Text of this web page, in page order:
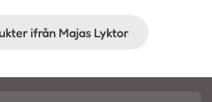
ifrån Majas Lyktor